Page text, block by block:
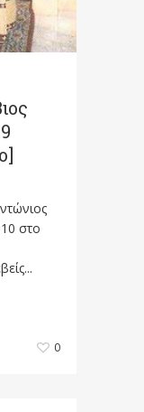
στο
0